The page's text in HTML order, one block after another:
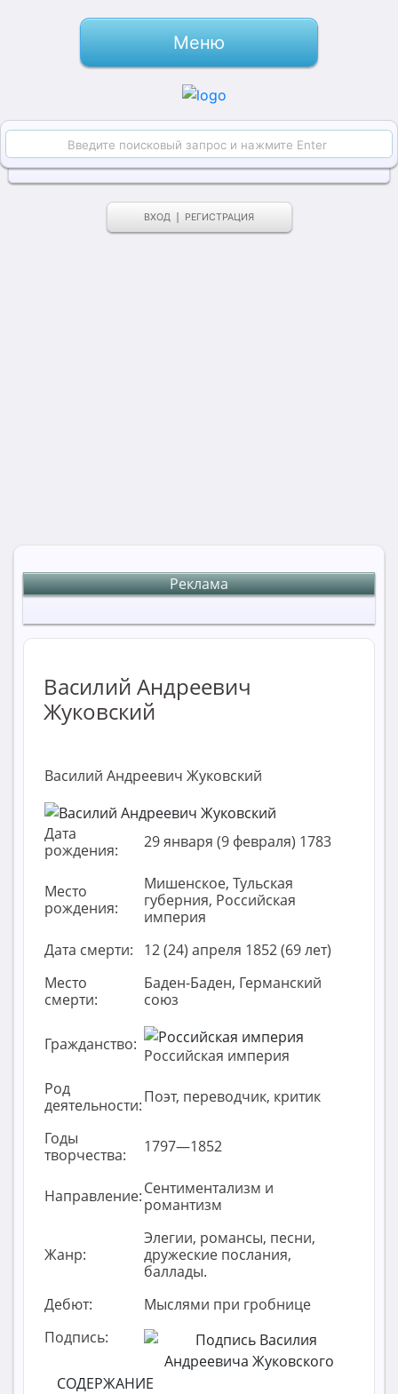
Меню
ВХОД РЕГИСТРАЦИЯ
Реклама
Василий Андреевич
Жуковский
Василий Андреевич Жуковский
Дата
рождения:
29 января (9 февраля) 1783
Место
рождения:
Мишенское, Тульская
губерния, Российская
империя
Дата смерти:
12 (24) апреля 1852 (69 лет)
Место
смерти:
Баден-Баден, Германский
союз
Гражданство:
Российская империя
Род
деятельности:Поэт, переводчик, критик
Годы
творчества:
1797—1852
Направление:Сентиментализм и
романтизм
Жанр:
Элегии, романсы, песни,
дружеские послания,
баллады.
Дебют:
Мыслями при гробнице
Подпись:
СОДЕРЖАНИЕ